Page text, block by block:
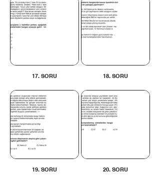
17. SORU 18. SORU
19. SORU 20. SORU